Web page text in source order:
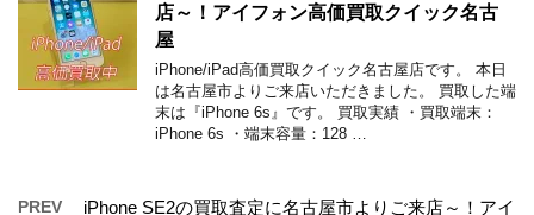
店～！アイフォン高価買取クイック名古
屋
iPhone/iPad高価買取クイック名古屋店です。 本日
は名古屋市よりご来店いただきました。 買取した端
末は『iPhone 6s』です。 買取実績 ・買取端末：
iPhone 6s ・端末容量：128 …
PREV
iPhone SE2の買取査定に名古屋市よりご来店～！アイ